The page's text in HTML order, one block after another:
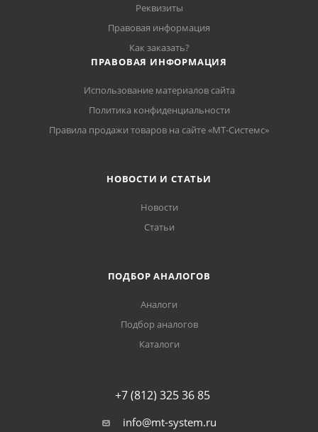
Реквизиты
Правовая информация
Как заказать?
ПРАВОВАЯ ИНФОРМАЦИЯ
Использование материалов сайта
Политика конфиденциальности
Правила продажи товаров на сайте «МТ-Системс»
НОВОСТИ И СТАТЬИ
Новости
Статьи
ПОДБОР АНАЛОГОВ
Аналоги
Подбор аналогов
Каталоги
+7 (812) 325 36 85
info@mt-system.ru